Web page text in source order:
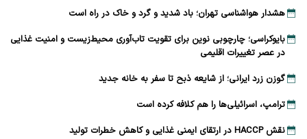
هشدار هواشناسی تهران؛ باد شدید و گرد و خاک در راه است
بایوکراسی؛ چارچوبی نوین برای تقویت تاب‌آوری محیط‌زیست و امنیت غذایی
در عصر تغییرات اقلیمی
گوزن زرد ایرانی؛ از شایعه ذبح تا سفر به خانه جدید
ترامپ، اسرائیلی‌ها را هم کلافه کرده است
نقش HACCP در ارتقای ایمنی غذایی و کاهش خطرات تولید